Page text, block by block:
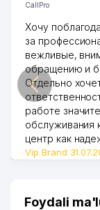
CallPro
Хочу
за
вежливые,
обращению и
Отдельно
работе
обслуживания
центр как
Vip Brand
Foydali